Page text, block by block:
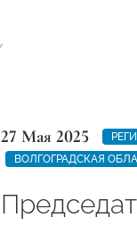
27 Мая 2025
ВОЛГОГРАДСКАЯ